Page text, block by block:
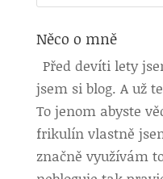
Něco o mně
Před devíti lety
jsem si blog. A už
To jenom abyste
frikulín vlastně
značně využívám